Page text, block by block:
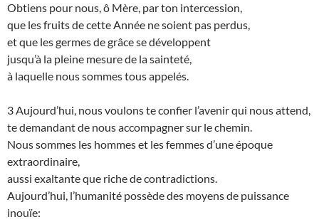
Obtiens pour nous, ô Mère, par ton intercession,
que les fruits de cette Année ne soient pas perdus,
et que les germes de grâce se développent
jusqu’à la pleine mesure de la sainteté,
à laquelle nous sommes tous appelés.
3 Aujourd’hui, nous voulons te confier l’avenir qui nous attend,
te demandant de nous accompagner sur le chemin.
Nous sommes les hommes et les femmes d’une époque
extraordinaire,
aussi exaltante que riche de contradictions.
Aujourd’hui, l’humanité possède des moyens de puissance
inouïe: